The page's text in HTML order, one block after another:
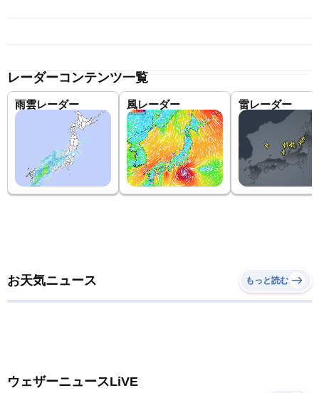
レーダーコンテンツ一覧
雨雲レーダー 風レーダー 雷レーダー
お天気ニュース もっと読む
ウェザーニュースLiVE